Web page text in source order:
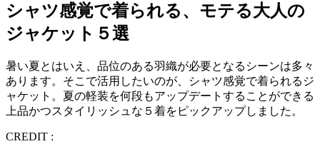
シャツ感覚で着られる、モテる大人の
ジャケット５選
暑い夏とはいえ、品位のある羽織が必要となるシーンは多々
あります。そこで活用したいのが、シャツ感覚で着られるジ
ャケット。夏の軽装を何段もアップデートすることができる
上品かつスタイリッシュな５着をピックアップしました。
CREDIT :